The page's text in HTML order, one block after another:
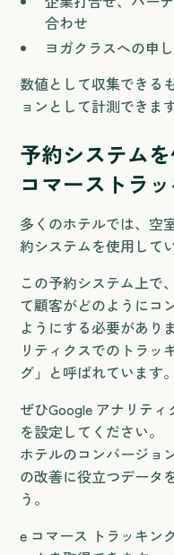
合わせ
ヨガクラスへの申
数値として収集できる
ョンとして計測できます
予約システム
コマーストラ
多くのホテルでは、空
約システムを使用して
この予約システム上で
て顧客がどのようにコ
ようにする必要があり
リティクスでのトラッ
グ」と呼ばれています。
ぜひGoogle アナリテ
を設定してください。
ホテルのコンバージョ
の改善に役立つデータ
う。
e コマース トラッキン